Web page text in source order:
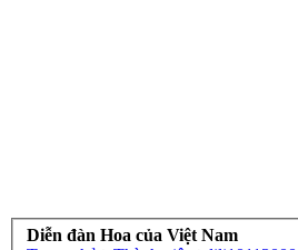
Diễn đàn Hoa của Việt Nam